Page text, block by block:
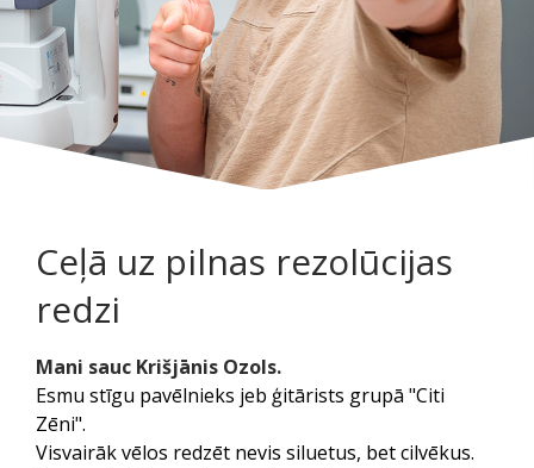
Ceļā uz pilnas rezolūcijas
redzi
Mani sauc Krišjānis Ozols.
Esmu stīgu pavēlnieks jeb ģitārists grupā "Citi
Zēni".
Visvairāk vēlos redzēt nevis siluetus, bet cilvēkus.